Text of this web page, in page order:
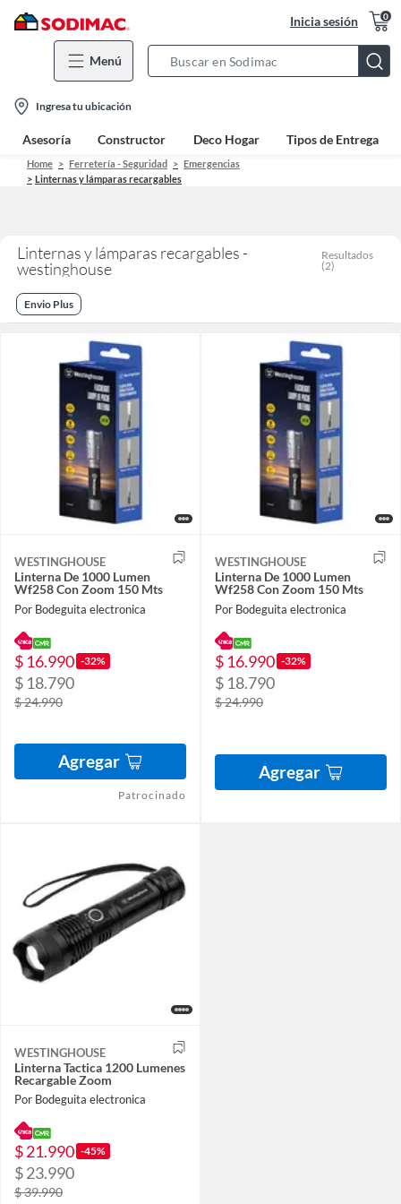
Inicia sesión 0
Menú
Bar
location-
icon
Ingresa tu ubicación
Asesoría Constructor Deco Hogar Tipos de Entrega
Home Ferretería - Seguridad
Emergencias
Linternas y lámparas recargables
Linternas y lámparas recargables -
westinghouse
Resultados
(2)
Envio Plus
WESTINGHOUSE
Linterna De 1000 Lumen
Wf258 Con Zoom 150 Mts
Por Bodeguita electronica
$ 16.990 -32%
$ 18.790
$ 24.990
Agregar
Patrocinado
WESTINGHOUSE
Linterna De 1000 Lumen
Wf258 Con Zoom 150 Mts
Por Bodeguita electronica
$ 16.990 -32%
$ 18.790
$ 24.990
Agregar
WESTINGHOUSE
Linterna Tactica 1200 Lumenes
Recargable Zoom
Por Bodeguita electronica
$ 21.990 -45%
$ 23.990
$ 39.990